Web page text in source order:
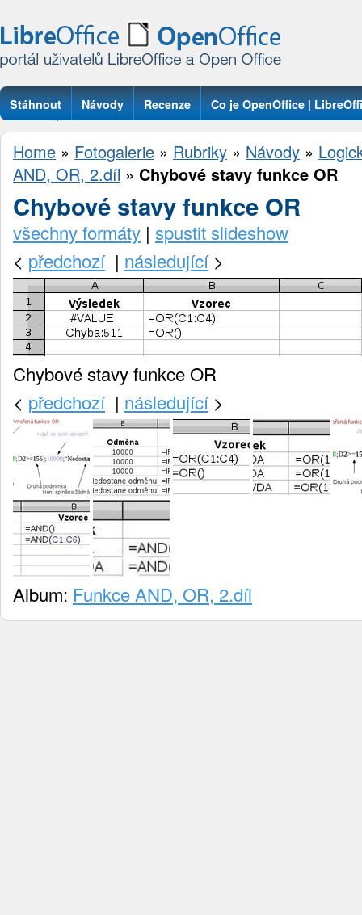
Stáhnout Návody Recenze Co je OpenOffice |
Otázky
Home » Fotogalerie » Rubriky » Návody »
AND, OR, 2.díl » Chybové stavy funkce OR
Chybové stavy funkce OR
všechny formáty | spustit slideshow
< předchozí| následující>
Chybové stavy funkce OR
< předchozí| následující>
Album: Funkce AND, OR, 2.díl